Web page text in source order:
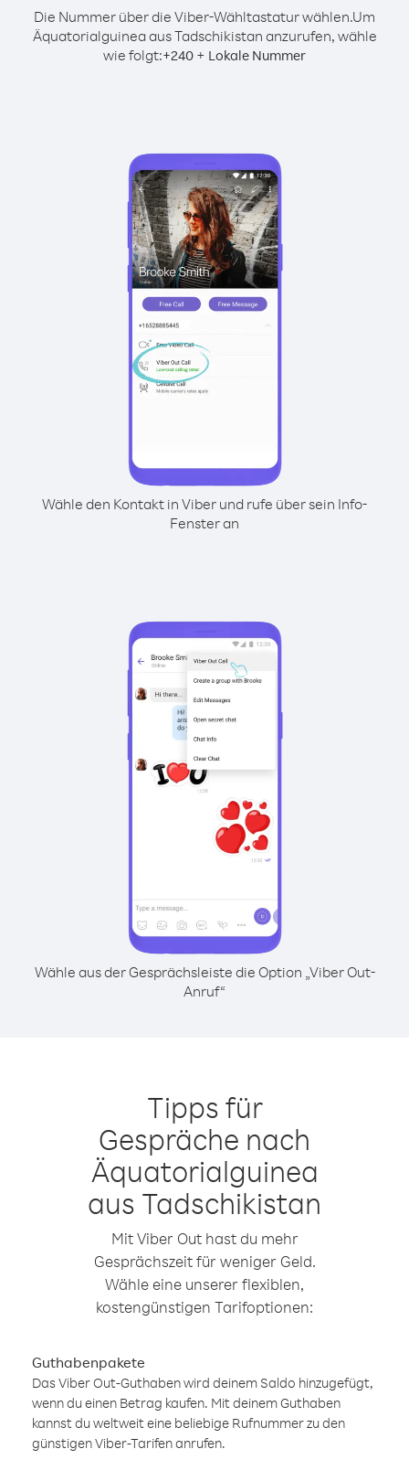
Die Nummer über die Viber-Wähltastatur wählen.Um
Äquatorialguinea aus Tadschikistan anzurufen, wähle
wie folgt:+240 + Lokale Nummer
Wähle den Kontakt in Viber und rufe über sein Info-
Fenster an
Wähle aus der Gesprächsleiste die Option „Viber Out-
Anruf“
Tipps für
Gespräche nach
Äquatorialguinea
aus Tadschikistan
Mit Viber Out hast du mehr
Gesprächszeit für weniger Geld.
Wähle eine unserer flexiblen,
kostengünstigen Tarifoptionen:
Guthabenpakete
Das Viber Out-Guthaben wird deinem Saldo hinzugefügt,
wenn du einen Betrag kaufen. Mit deinem Guthaben
kannst du weltweit eine beliebige Rufnummer zu den
günstigen Viber-Tarifen anrufen.